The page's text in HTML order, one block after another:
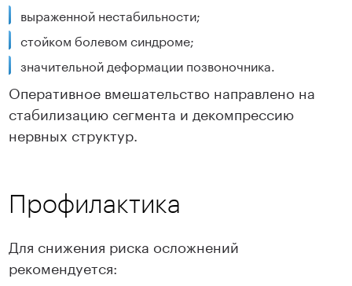
выраженной нестабильности;
стойком болевом синдроме;
значительной деформации позвоночника.
Оперативное вмешательство направлено на
стабилизацию сегмента и декомпрессию
нервных структур.
Профилактика
Для снижения риска осложнений
рекомендуется: